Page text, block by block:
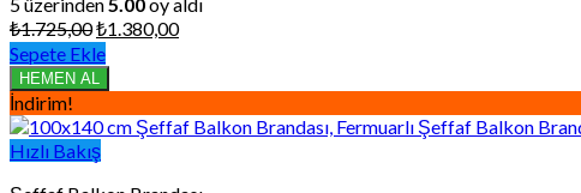
₺1.725,00Orijinal
fiyat:
₺1.725,00.
₺1.380,00Şu
₺1.380,00.
Sepete Ekle
HEMEN AL
İndirim!
Hızlı Bakış